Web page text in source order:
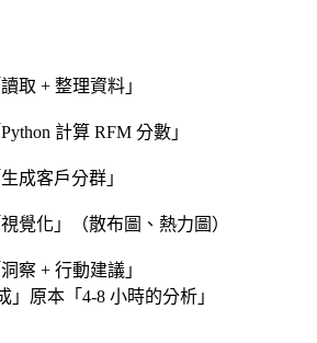
讀取 + 整理資料 」
Python 計算 RFM 分數 」
生成客戶分群 」
視覺化 」（散布圖、熱力圖）
洞察 + 行動建議 」
」原本「 4-8 小時的分析 」